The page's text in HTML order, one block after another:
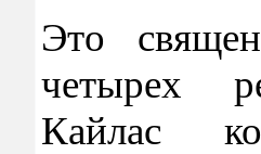
Это
четырех
Кайлас